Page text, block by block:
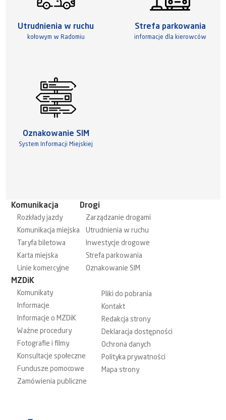
Utrudnienia w ruchu
kołowym w Radomiu
Strefa parkowania
informacje dla kierowców
Oznakowanie SIM
System Informacji Miejskiej
Komunikacja
Rozkłady jazdy
Komunikacja miejska
Taryfa biletowa
Karta miejska
Linie komercyjne
Drogi
Zarządzanie drogami
Utrudnienia w ruchu
Inwestycje drogowe
Strefa parkowania
Oznakowanie SIM
MZDiK
Komunikaty
Informacje
Informacje o MZDiK
Ważne procedury
Fotografie i filmy
Konsultacje społeczne
Fundusze pomocowe
Zamówienia publiczne
Pliki do pobrania
Kontakt
Redakcja strony
Deklaracja dostępności
Ochrona danych
Polityka prywatności
Mapa strony